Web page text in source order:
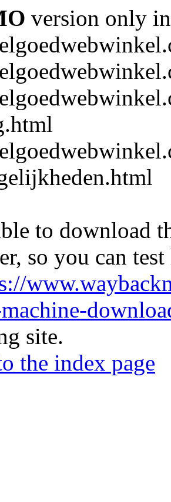
version only
to download
so you can
site.
the index page